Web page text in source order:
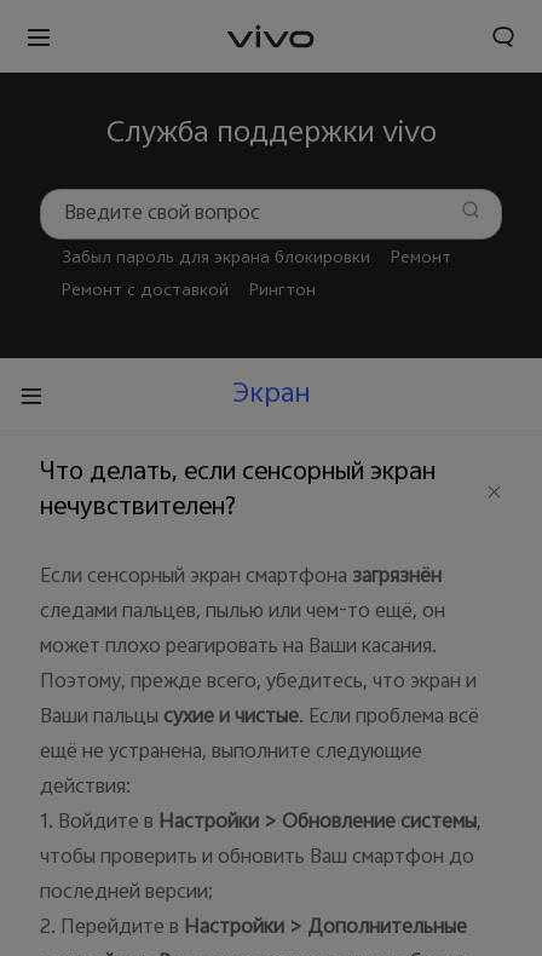
Россия | Выберите страну/регион
Служба поддержки vivo
Забыл пароль для экрана блокировки
Ремонт
Ремонт с доставкой
Рингтон
Экран
Что делать, если сенсорный экран
нечувствителен?
Если сенсорный экран смартфона загрязнён
следами пальцев, пылью или чем-то ещё, он
может плохо реагировать на Ваши касания.
Поэтому, прежде всего, убедитесь, что экран и
Ваши пальцы сухие и чистые. Если проблема всё
ещё не устранена, выполните следующие
действия:
1. Войдите в Настройки > Обновление системы,
чтобы проверить и обновить Ваш смартфон до
последней версии;
2. Перейдите в Настройки > Дополнительные